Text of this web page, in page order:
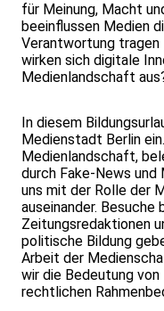
für Meinung, Macht
beeinflussen Medien
Verantwortung
wirken sich digitale
Medienlandschaft
In diesem
Medienstadt Berlin
Medienlandschaft,
durch Fake-News und
uns mit der Rolle der
auseinander. Besuche
Zeitungsredaktionen
politische Bildung
Arbeit der
wir die Bedeutung
rechtlichen